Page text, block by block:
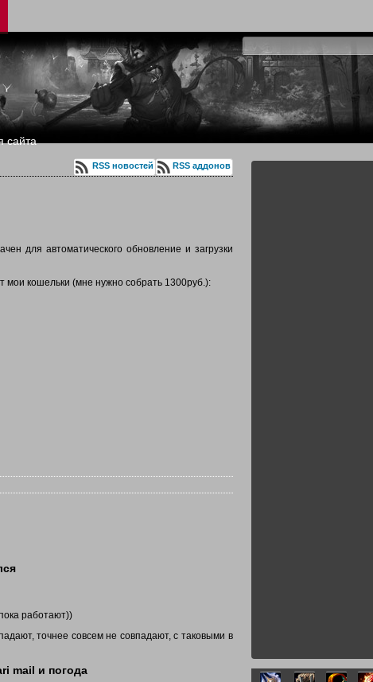
сайта
RSS новостей RSS аддонов
для автоматического обновление и загрузки
мои кошельки (мне нужно собрать 1300руб.):
работают))
точнее совсем не совпадают, с таковыми в
mail и погода